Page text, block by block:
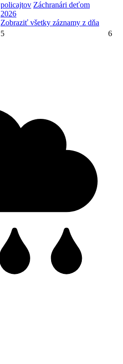
policajtov Záchranári deťom
2026
Zobraziť všetky záznamy z dňa
5 6